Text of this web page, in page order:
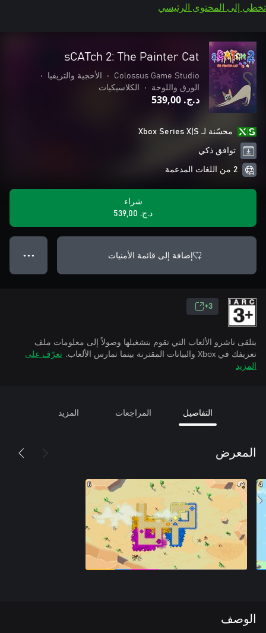
تخطي إلى المحتوى الرئيسي
sCATch 2: The Painter Cat
Colossus Game Studio
• الأحجية والتريفيا
•
الورق واللوحة
• الكلاسيكيات
د.ج.‏ 539,00
محسّنة لـ Xbox Series X|S
توافق ذكي
2 من اللغات المدعمة
شراء
د.ج.‏ 539,00
إضافة إلى قائمة الأمنيات ● ● ●
3+
يتلقى ناشرو الألعاب التي تقوم بتشغيلها وصولاً إلى معلومات ملف
تعريفك في Xbox والبيانات المقترنة بينما تمارس الألعاب.
تعرّف على
المزيد
التفاصيل المراجعات المزيد
المعرض
الوصف